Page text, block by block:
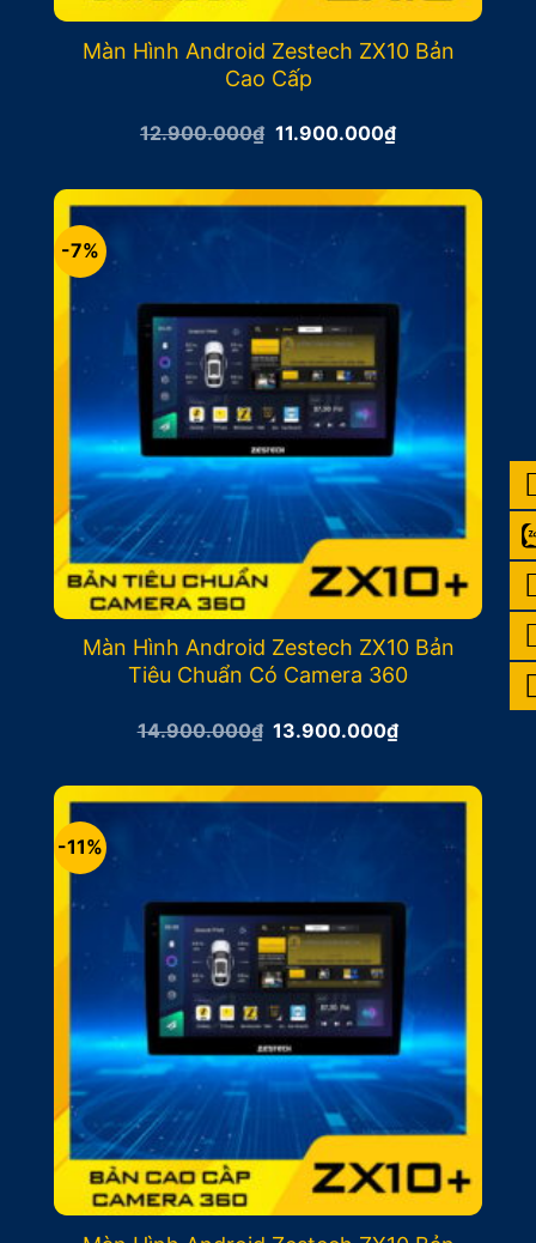
Màn Hình Android Zestech ZX10 Bản
Cao Cấp
12.900.000₫ Giá
12.900.000₫.
11.900.000₫Giá
hiện
là:
11.900.000₫.
-7%
Màn Hình Android Zestech ZX10 Bản
Tiêu Chuẩn Có Camera 360
14.900.000₫ Giá
14.900.000₫.
13.900.000₫Giá
là:
13.900.000₫.
-11%